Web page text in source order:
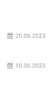
20.06.2023
10.06.2023